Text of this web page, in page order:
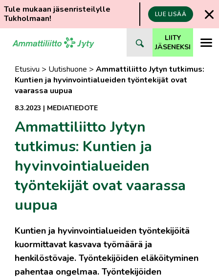
Tule mukaan jäsenristeilylle
Tukholmaan!
LUE LISÄÄ
suoraan
LIITY
JÄSENEKSI
Etusivu > Uutishuone > Ammattiliitto Jytyn tutkimus:
Kuntien ja hyvinvointialueiden työntekijät ovat
vaarassa uupua
8.3.2023 | MEDIATIEDOTE
Ammattiliitto Jytyn
tutkimus: Kuntien ja
hyvinvointialueiden
työntekijät ovat vaarassa
uupua
Kuntien ja hyvinvointialueiden työntekijöitä
kuormittavat kasvava työmäärä ja
henkilöstövaje. Työntekijöiden eläköityminen
pahentaa ongelmaa. Työntekijöiden